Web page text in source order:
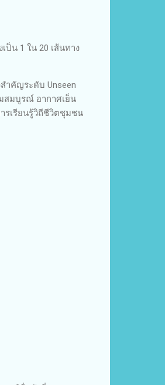
ป็น 1 ใน 20 เส้นทาง
ำคัญระดับ Unseen
สมบูรณ์ อากาศเย็น
รเรียนรู้วิถีชีวิตชุมชน